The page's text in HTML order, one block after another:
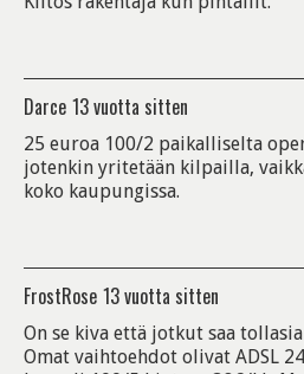
Darce 13 vuotta sitten
25 euroa 100/2 paikalliselta
jotenkin yritetään kilpailla,
koko kaupungissa.
FrostRose 13 vuotta sitten
On se kiva että jotkut saa
Omat vaihtoehdot olivat ADSL